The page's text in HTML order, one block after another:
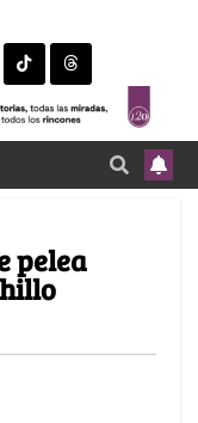
pelea